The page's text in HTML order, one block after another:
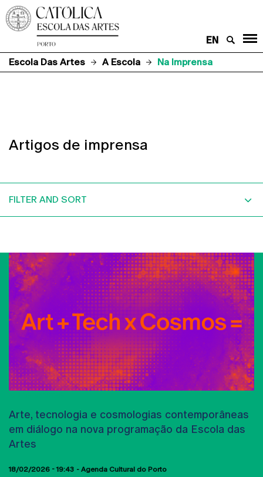
EN
Escola Das Artes
A Escola Na Imprensa
Artigos de imprensa
FILTER AND SORT
Arte, tecnologia e cosmologias contemporâneas
em diálogo na nova programação da Escola das
Artes
18/02/2026 - 19:43 Agenda Cultural do Porto